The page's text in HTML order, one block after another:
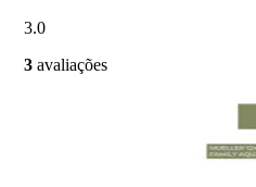
3.0
3 avaliações